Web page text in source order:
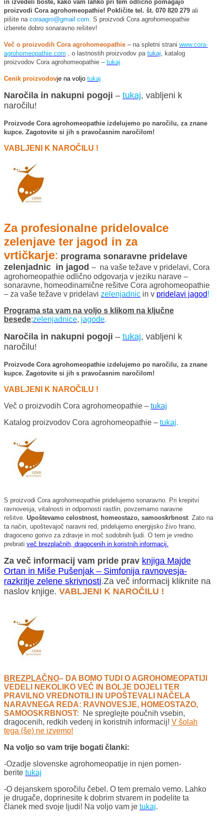
in izvedeli boste, kako vam lahko pri tem odlično pomagajo
proizvodi Cora agrohomeopathie! Pokličite tel. št. 070 820 279 ali
pišite na coraagro@gmail.com . S proizvodi Cora agrohomeopathie
izberete dobro sonaravno rešitev!
Več o proizvodih Cora agrohomeopathie – na spletni strani www.cora-
agrohomeopathie.com , o lastnostih proizvodov pa tukaj , katalog
proizvodov Cora agrohomeopathie – tukaj
Cenik proizvodovje na voljo tukaj
Naročila in nakupni pogoji – tukaj, vabljeni k
naročilu!
Proizvode Cora agrohomeopathie izdelujemo po naročilu, za znane
kupce. Zagotovite si jih s pravočasnim naročilom!
VABLJENI K NAROČILU !
Za profesionalne pridelovalce
zelenjave ter jagod in za
vrtičkarje: programa sonaravne pridelave
zelenjadnic in jagod – na vaše težave v pridelavi, Cora
agrohomeopathie odlično odgovarja v jeziku narave –
sonaravne, homeodinamične rešitve Cora agrohomeopathie
– za vaše težave v pridelavi zelenjadnic in v pridelavi jagod!
Programa sta vam na voljo s klikom na ključne
besede;zelenjadnice, jagode.
Naročila in nakupni pogoji – tukaj, vabljeni k
naročilu!
Proizvode Cora agrohomeopathie izdelujemo po naročilu, za znane
kupce. Zagotovite si jih s pravočasnim naročilom!
VABLJENI K NAROČILU !
Več o proizvodih Cora agrohomeopathie – tukaj
Katalog proizvodov Cora agrohomeopathie – tukaj.
S proizvodi Cora agrohomeopathie pridelujemo sonaravno. Pri krepitvi
ravnovesja, vitalnosti in odpornosti rastlin, povzemamo naravne
rešitve. Upoštevamo celostnost, homeostazo, samooskrbnost . Zato na
ta način, upoštevajoč naravni red, pridelujemo energijsko živo hrano,
dragoceno gorivo za zdravje in moč sodobnih ljudi. O tem je vredno
prebrati več brezplačnih, dragocenih in koristnih informacij.
Za več informacij vam pride prav knjiga Majde
Ortan in Miše Pušenjak – Simfonija ravnovesja-
razkritje zelene skrivnosti.Za več informacij kliknite na
naslov knjige. VABLJENI K NAROČILU !
BREZPLAČNO– DA BOMO TUDI O AGROHOMEOPATIJI
VEDELI NEKOLIKO VEČ IN BOLJE DOJELI TER
PRAVILNO VREDNOTILI IN UPOŠTEVALI NAČELA
NARAVNEGA REDA: RAVNOVESJE, HOMEOSTAZO,
SAMOOSKRBNOST: Ne spreglejte poučnih vsebin,
dragocenih, redkih vedenj in koristnih informacij! V šolah
tega (še) ne izvemo!
Na voljo so vam trije bogati članki:
-Ozadje slovenske agrohomeopatije in njen pomen-
berite tukaj
-O dejanskem sporočilu čebel. O tem premalo vemo. Lahko
je drugače, doprinesite k dobrim stvarem in podelite ta
članek med svoje ljudi! Na voljo vam je tukaj.